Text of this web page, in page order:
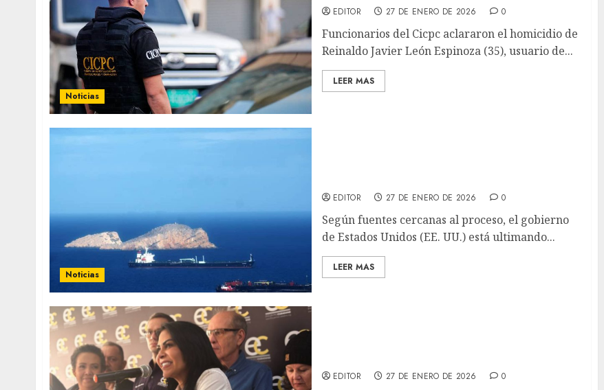
Noticias
EDITOR 27 DE ENERO DE 2026 0
Funcionarios del Cicpc aclararon el homicidio de
Reinaldo Javier León Espinoza (35), usuario de...
LEER MAS
Noticias
EDITOR 27 DE ENERO DE 2026 0
Según fuentes cercanas al proceso, el gobierno
de Estados Unidos (EE. UU.) está ultimando...
LEER MAS
EDITOR 27 DE ENERO DE 2026 0